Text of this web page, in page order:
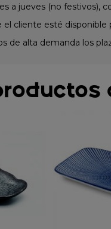
a jueves (no festivos),
el cliente esté disponible
de alta demanda los